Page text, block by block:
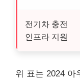
전기차 충전
인프라 지원
위 표는 2024 아